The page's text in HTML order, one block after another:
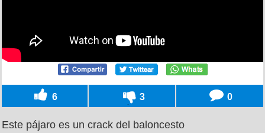
6 3 0
Este pájaro es un crack del baloncesto